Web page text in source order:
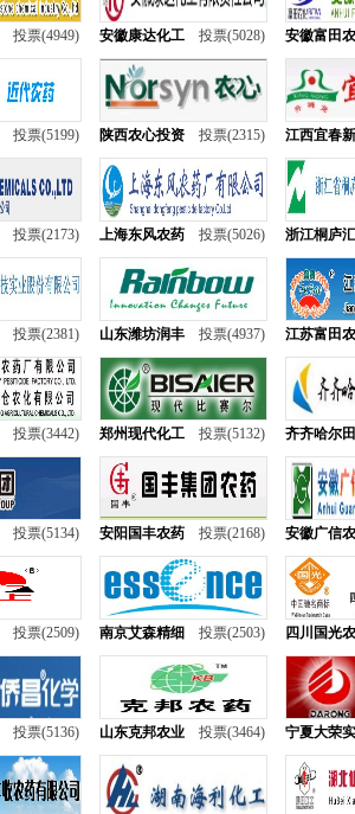
投票(4949) 安徽康达化工 投票(5028) 安徽富田
投票(5199) 陕西农心投资 投票(2315) 江西宜春
投票(2173) 上海东风农药 投票(5026) 浙江桐庐
投票(2381) 山东潍坊润丰 投票(4937) 江苏富田
投票(3442) 郑州现代化工 投票(5132) 齐齐哈尔
投票(5134) 安阳国丰农药 投票(2168) 安徽广信
投票(2509) 南京艾森精细 投票(2503) 四川国光
投票(5136) 山东克邦农业 投票(3464) 宁夏大荣